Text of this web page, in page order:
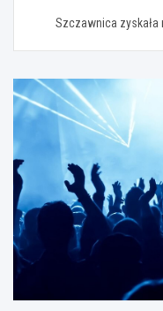
Szczawnica